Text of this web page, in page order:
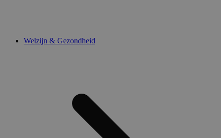
Welzijn & Gezondheid